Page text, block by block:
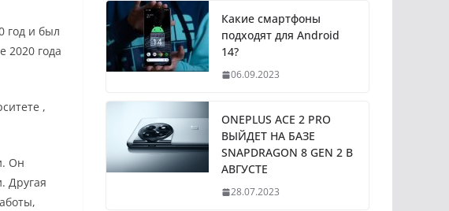
год и был
2020 года
,
Он
Другая
Какие смартфоны
подходят для Android
14?
06.09.2023
ONEPLUS ACE 2 PRO
ВЫЙДЕТ НА БАЗЕ
SNAPDRAGON 8 GEN 2 В
АВГУСТЕ
28.07.2023